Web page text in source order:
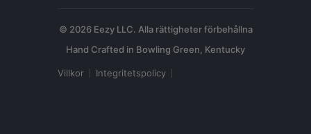
© 2026 Eezy LLC. Alla rättigheter förbehållna
Villkor Integritetspolicy